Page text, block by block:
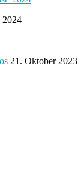
21. Oktober 2023